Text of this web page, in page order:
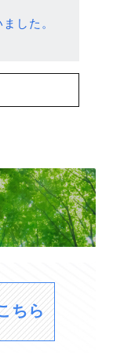
した。
ちら